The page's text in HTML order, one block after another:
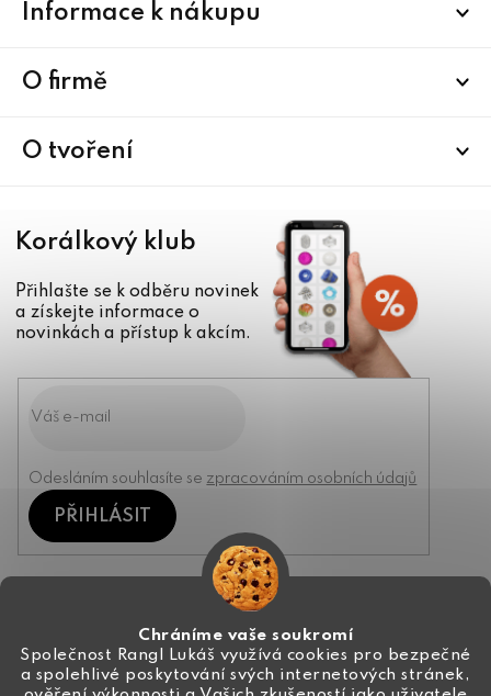
Chráníme vaše soukromí
Společnost Rangl Lukáš využívá cookies pro bezpečné
a spolehlivé poskytování svých internetových stránek,
Informace k nákupu
O firmě
O tvoření
Korálkový klub
Přihlašte se k odběru novinek
a získejte informace o
novinkách a přístup k akcím.
Odesláním souhlasíte se zpracováním osobních údajů
PŘIHLÁSIT
+420 774 444 191